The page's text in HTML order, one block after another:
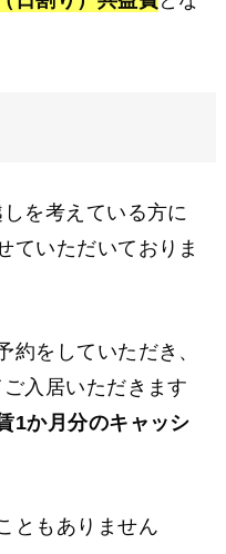
を考えている方に
ていただいておりま
約をしていただき、
入居いただきます
1か月分のキャッシ
ともありません